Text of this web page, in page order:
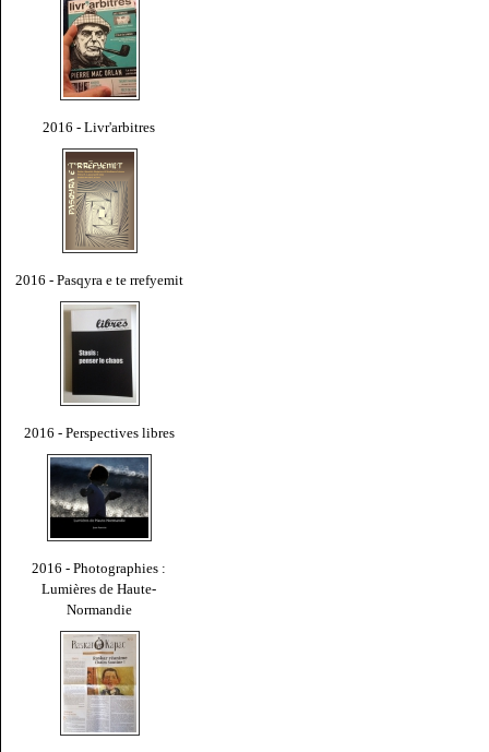
2016 - Livr'arbitres
2016 - Pasqyra e te rrefyemit
2016 - Perspectives libres
2016 - Photographies :
Lumières de Haute-
Normandie